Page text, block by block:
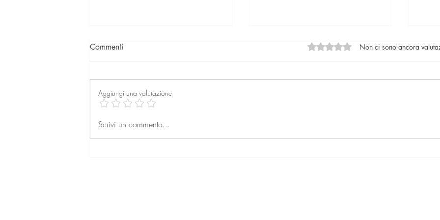
Cambio di residenza a Roma:
Commenti Valutazione 0 stelle su 5.
Non ci sono ancora
Aggiungi una valutazione
Scrivi un commento...